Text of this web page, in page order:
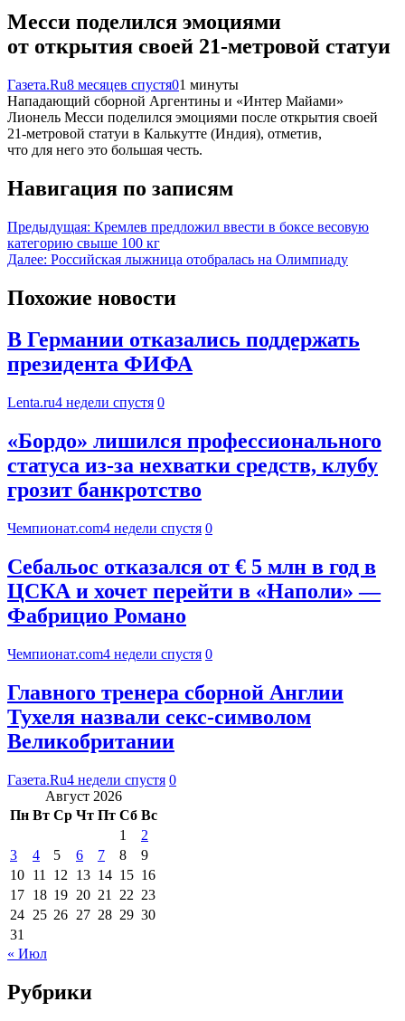
Месси поделился эмоциями
от открытия своей 21-метровой статуи
Газета.Ru8 месяцев спустя01 минуты
Нападающий сборной Аргентины и «Интер Майами»
Лионель Месси поделился эмоциями после открытия своей
21-метровой статуи в Калькутте (Индия), отметив,
что для него это большая честь.
Навигация по записям
Предыдущая: Кремлев предложил ввести в боксе весовую
категорию свыше 100 кг
Далее: Российская лыжница отобралась на Олимпиаду
Похожие новости
В Германии отказались поддержать
президента ФИФА
Lenta.ru4 недели спустя 0
«Бордо» лишился профессионального
статуса из‑за нехватки средств, клубу
грозит банкротство
Чемпионат.com4 недели спустя 0
Себальос отказался от € 5 млн в год в
ЦСКА и хочет перейти в «Наполи» —
Фабрицио Романо
Чемпионат.com4 недели спустя 0
Главного тренера сборной Англии
Тухеля назвали секс-символом
Великобритании
Газета.Ru4 недели спустя 0
Август 2026
Пн Вт Ср Чт Пт Сб Вс
1
2
3
4 5 6 7 8
9
10 11 12 13 14 15 16
17 18 19 20 21 22 23
24 25 26 27 28 29 30
31
« Июл
Рубрики